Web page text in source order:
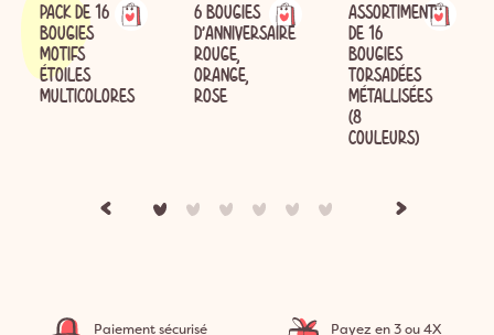
PACK DE 16
BOUGIES
MOTIFS
ÉTOILES
MULTICOLORES
6 BOUGIES
D'ANNIVERSAIRE
ROUGE,
ORANGE,
ROSE
ASSORTIMENT
DE 16
BOUGIES
TORSADÉES
MÉTALLISÉES
(8
COULEURS)
Paiement sécurisé Payez en 3 ou 4X